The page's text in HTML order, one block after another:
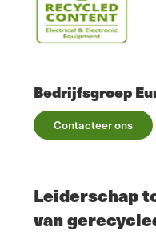
Bedrijfsgroep
Contacteer ons
Leiderschap
van